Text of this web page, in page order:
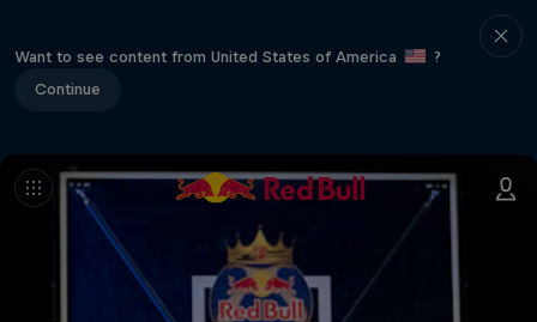
Want to see content from United States of America
?
Continue